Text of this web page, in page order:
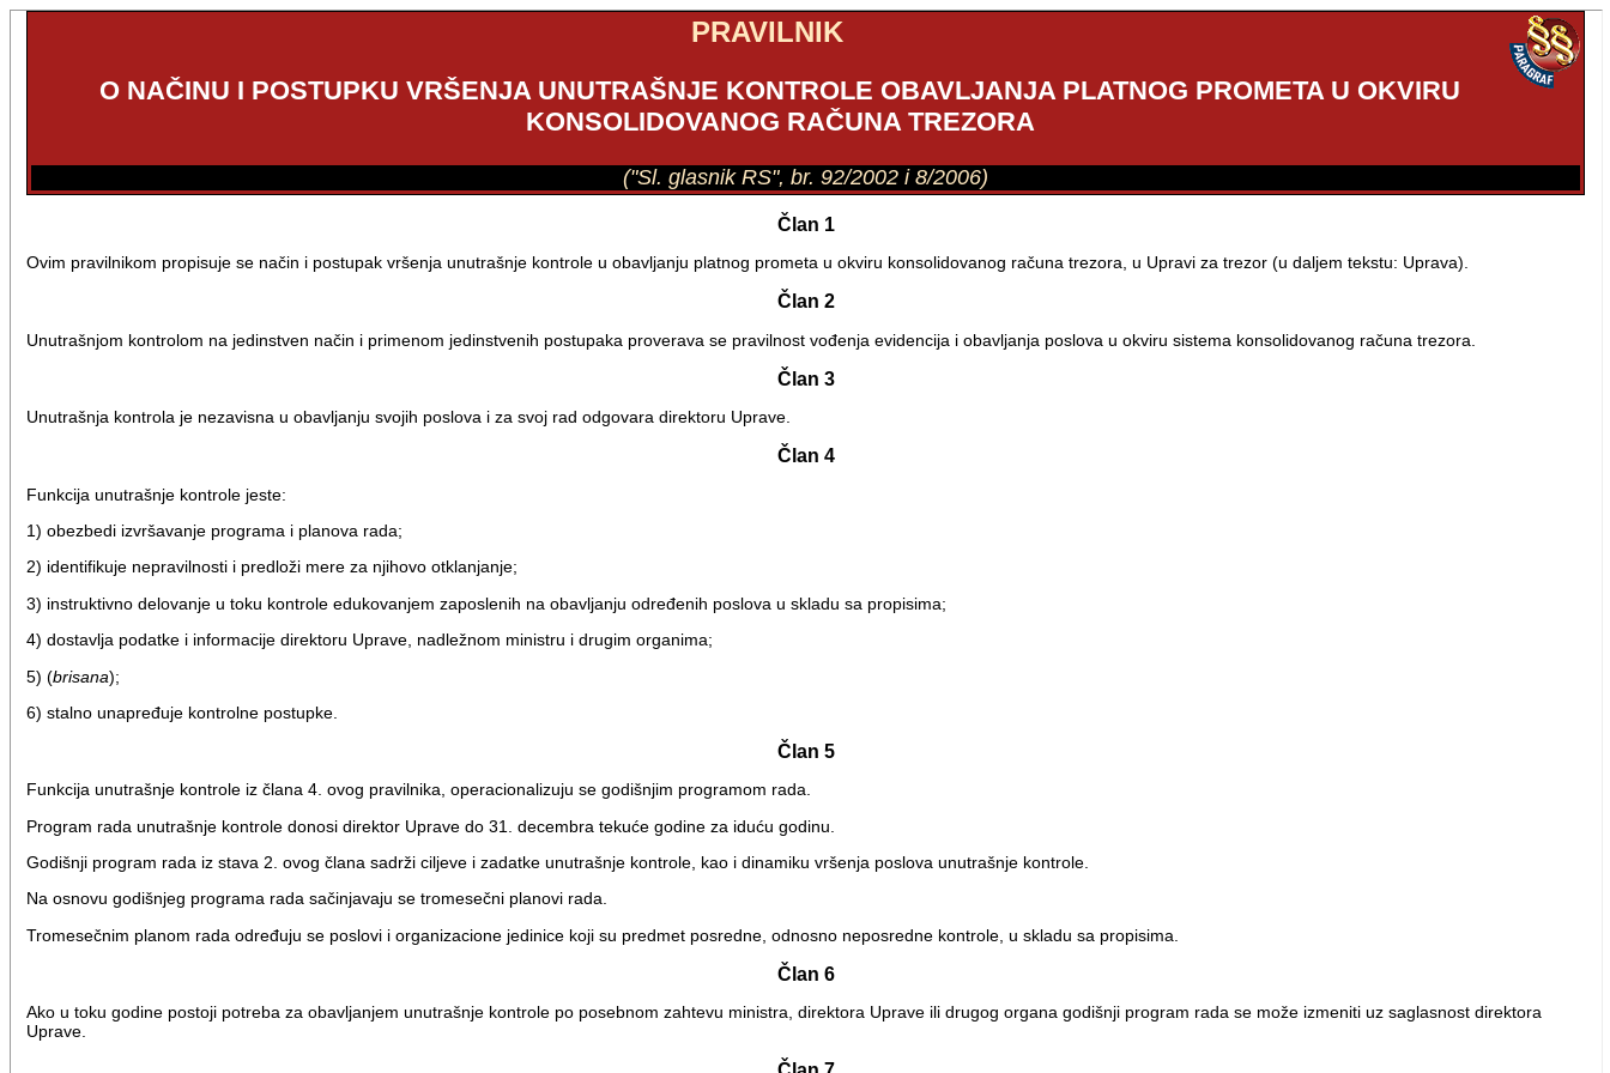
PRAVILNIK
O NAČINU I POSTUPKU VRŠENJA UNUTRAŠNJE KONTROLE OBAVLJANJA PLATNOG PROMETA U OKVIRU
KONSOLIDOVANOG RAČUNA TREZORA
("Sl. glasnik RS", br. 92/2002 i 8/2006)
Član 1
Ovim pravilnikom propisuje se način i postupak vršenja unutrašnje kontrole u obavljanju platnog prometa u okviru konsolidovanog računa trezora, u Upravi za trezor (u daljem tekstu: Uprava).
Član 2
Unutrašnjom kontrolom na jedinstven način i primenom jedinstvenih postupaka proverava se pravilnost vođenja evidencija i obavljanja poslova u okviru sistema konsolidovanog računa trezora.
Član 3
Unutrašnja kontrola je nezavisna u obavljanju svojih poslova i za svoj rad odgovara direktoru Uprave.
Član 4
Funkcija unutrašnje kontrole jeste:
1) obezbedi izvršavanje programa i planova rada;
2) identifikuje nepravilnosti i predloži mere za njihovo otklanjanje;
3) instruktivno delovanje u toku kontrole edukovanjem zaposlenih na obavljanju određenih poslova u skladu sa propisima;
4) dostavlja podatke i informacije direktoru Uprave, nadležnom ministru i drugim organima;
5) (brisana);
6) stalno unapređuje kontrolne postupke.
Član 5
Funkcija unutrašnje kontrole iz člana 4. ovog pravilnika, operacionalizuju se godišnjim programom rada.
Program rada unutrašnje kontrole donosi direktor Uprave do 31. decembra tekuće godine za iduću godinu.
Godišnji program rada iz stava 2. ovog člana sadrži ciljeve i zadatke unutrašnje kontrole, kao i dinamiku vršenja poslova unutrašnje kontrole.
Na osnovu godišnjeg programa rada sačinjavaju se tromesečni planovi rada.
Tromesečnim planom rada određuju se poslovi i organizacione jedinice koji su predmet posredne, odnosno neposredne kontrole, u skladu sa propisima.
Član 6
Ako u toku godine postoji potreba za obavljanjem unutrašnje kontrole po posebnom zahtevu ministra, direktora Uprave ili drugog organa godišnji program rada se može izmeniti uz saglasnost direktora
Uprave.